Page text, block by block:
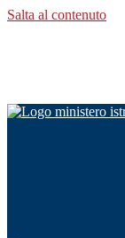
Salta al contenuto